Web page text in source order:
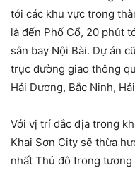
tới các khu vực trong
là đến Phố Cổ, 20 phút
sân bay Nội Bài. Dự án
trục đường giao thông
Hải Dương, Bắc Ninh,
Với vị trí đắc địa trong
Khai Sơn City sẽ thừa
nhất Thủ đô trong tương